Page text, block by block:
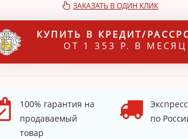
ЗАКАЗАТЬ В ОДИН КЛИК
КУПИТЬ В КРЕДИТ/
ОТ 1 353 Р. В МЕСЯЦ
100% гарантия на
продаваемый
товар
по